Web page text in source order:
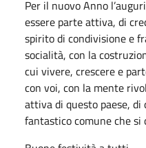
Per il nuovo Anno
essere parte attiva, di
spirito di condivisione e
socialità, con la
cui vivere, crescere e
con voi, con la mente
attiva di questo paese,
fantastico comune che si